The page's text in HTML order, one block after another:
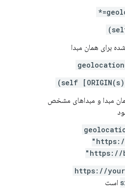
برای همان مبدا
مبدا و مبداهای مشخص
"https://
https://
است